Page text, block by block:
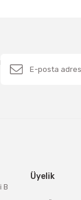
B
Üyelik